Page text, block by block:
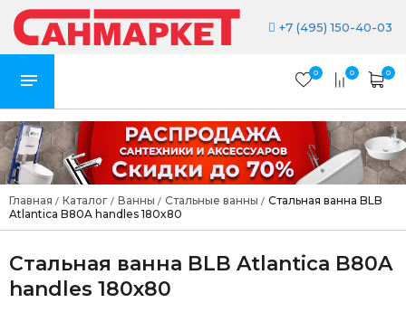
+7 (495) 150-40-03
0 0 0
Главная / Каталог / Ванны / Стальные ванны / Стальная ванна BLB
Atlantica B80A handles 180x80
Стальная ванна BLB Atlantica B80A
handles 180x80